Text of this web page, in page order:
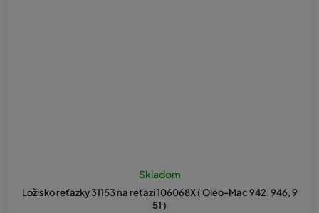
Ložisko reťazky 31153 na reťazi 106068X ( Oleo-Mac 942, 946, 9
51 )
Skladom